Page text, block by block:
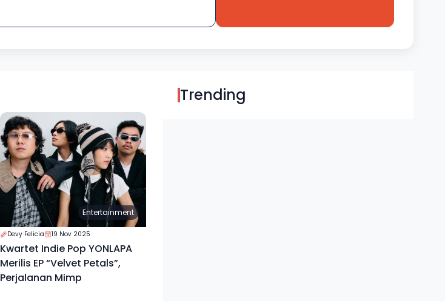
Entertainment
Devy Felicia 19 Nov 2025
Kwartet Indie Pop YONLAPA
Merilis EP “Velvet Petals”,
Perjalanan Mimp
Trending